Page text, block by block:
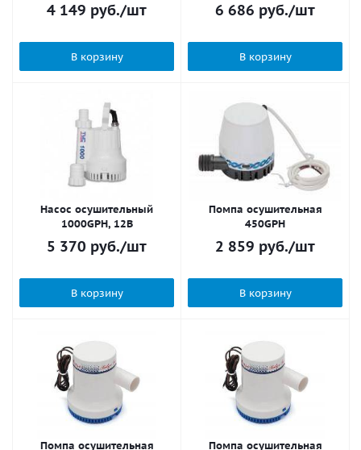
4 149 руб./шт
В корзину
6 686 руб./шт
В корзину
Насос осушительный
1000GPH, 12В
5 370 руб./шт
В корзину
Помпа осушительная
450GPH
2 859 руб./шт
В корзину
Помпа осушительная
Помпа осушительная